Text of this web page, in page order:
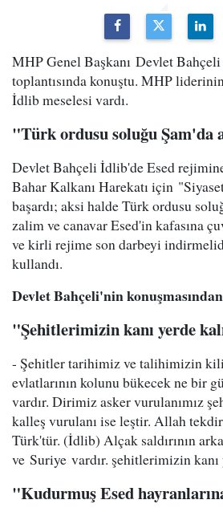
MHP Genel Başkanı Devlet
toplantısında konuştu. MHP
İdlib meselesi vardı.
"Türk ordusu soluğu Şam'da
Devlet Bahçeli İdlib'de Esed
Bahar Kalkanı Harekatı için
başardı; aksi halde Türk ordusu
zalim ve canavar Esed'in kafasına
ve kirli rejime son darbeyi
kullandı.
Devlet Bahçeli'nin
"Şehitlerimizin kanı yerde
- Şehitler tarihimiz ve talihimizin
evlatlarının kolunu bükecek ne bir
vardır. Dirimiz asker vurulanımız
kalleş vurulanı ise leştir. Allah
Türk'tür. (İdlib) Alçak saldırının
ve Suriye vardır. şehitlerimizin kanı
"Kudurmuş Esed